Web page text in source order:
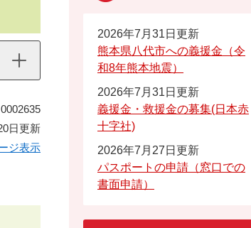
日更新
ジ表示
2026年7月31日更新
熊本県八代市への義援金（令
和8年熊本地震）
2026年7月31日更新
義援金・救援金の募集(日本赤
十字社)
2026年7月27日更新
パスポートの申請（窓口での
書面申請）